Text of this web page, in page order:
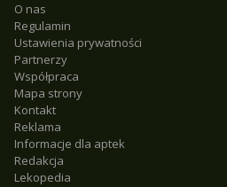
O nas
Regulamin
Ustawienia prywatności
Partnerzy
Współpraca
Mapa strony
Kontakt
Reklama
Informacje dla aptek
Redakcja
Lekopedia